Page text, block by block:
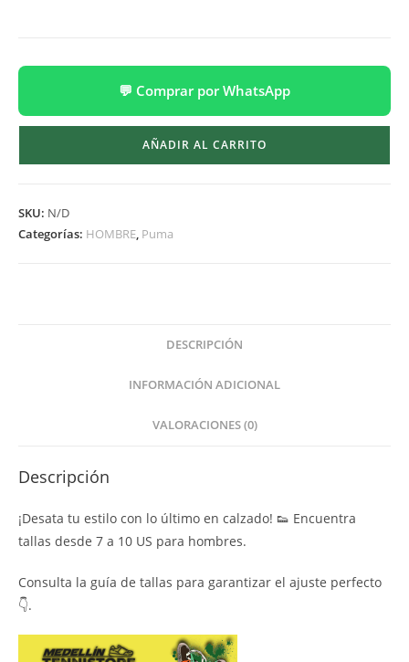
💬 Comprar por WhatsApp
AÑADIR AL CARRITO
SKU: N/D
Categorías: HOMBRE, Puma
DESCRIPCIÓN
INFORMACIÓN ADICIONAL
VALORACIONES (0)
Descripción
¡Desata tu estilo con lo último en calzado! 👟 Encuentra
tallas desde 7 a 10 US para hombres.
Consulta la guía de tallas para garantizar el ajuste perfecto
👇.